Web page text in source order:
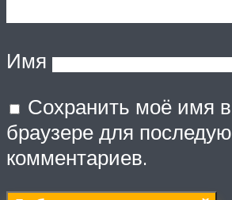
Имя
Сохранить моё имя
браузере для
комментариев.